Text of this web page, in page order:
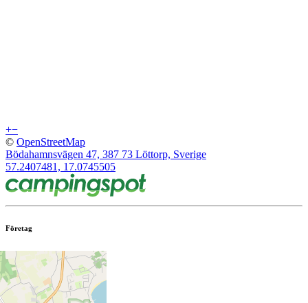
+−
© OpenStreetMap
Bödahamnsvägen 47, 387 73 Löttorp, Sverige
57.2407481, 17.0745505
Företag
Om oss
Kunder